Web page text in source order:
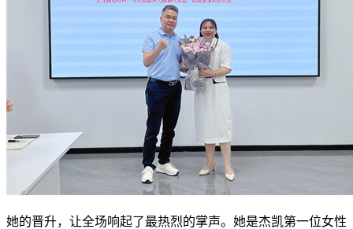
她的晋升，让全场响起了最热烈的掌声。她是杰凯第一位女性